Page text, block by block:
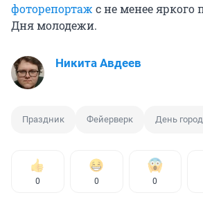
фоторепортаж с не менее яркого
Дня молодежи.
Никита Авдеев
Праздник Фейерверк День
0 0 0